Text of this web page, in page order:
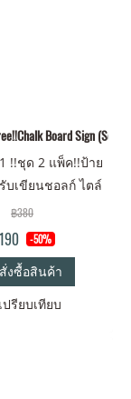
Board Sign (Set
!!ชุด 2 แพ็ค!!ป้าย
บเขียนชอลก์ ไตล์
ซท 6 ชิ้น แบบปัก)
฿380
-50%
สั่งซื้อสินค้า
เปรียบเทียบ